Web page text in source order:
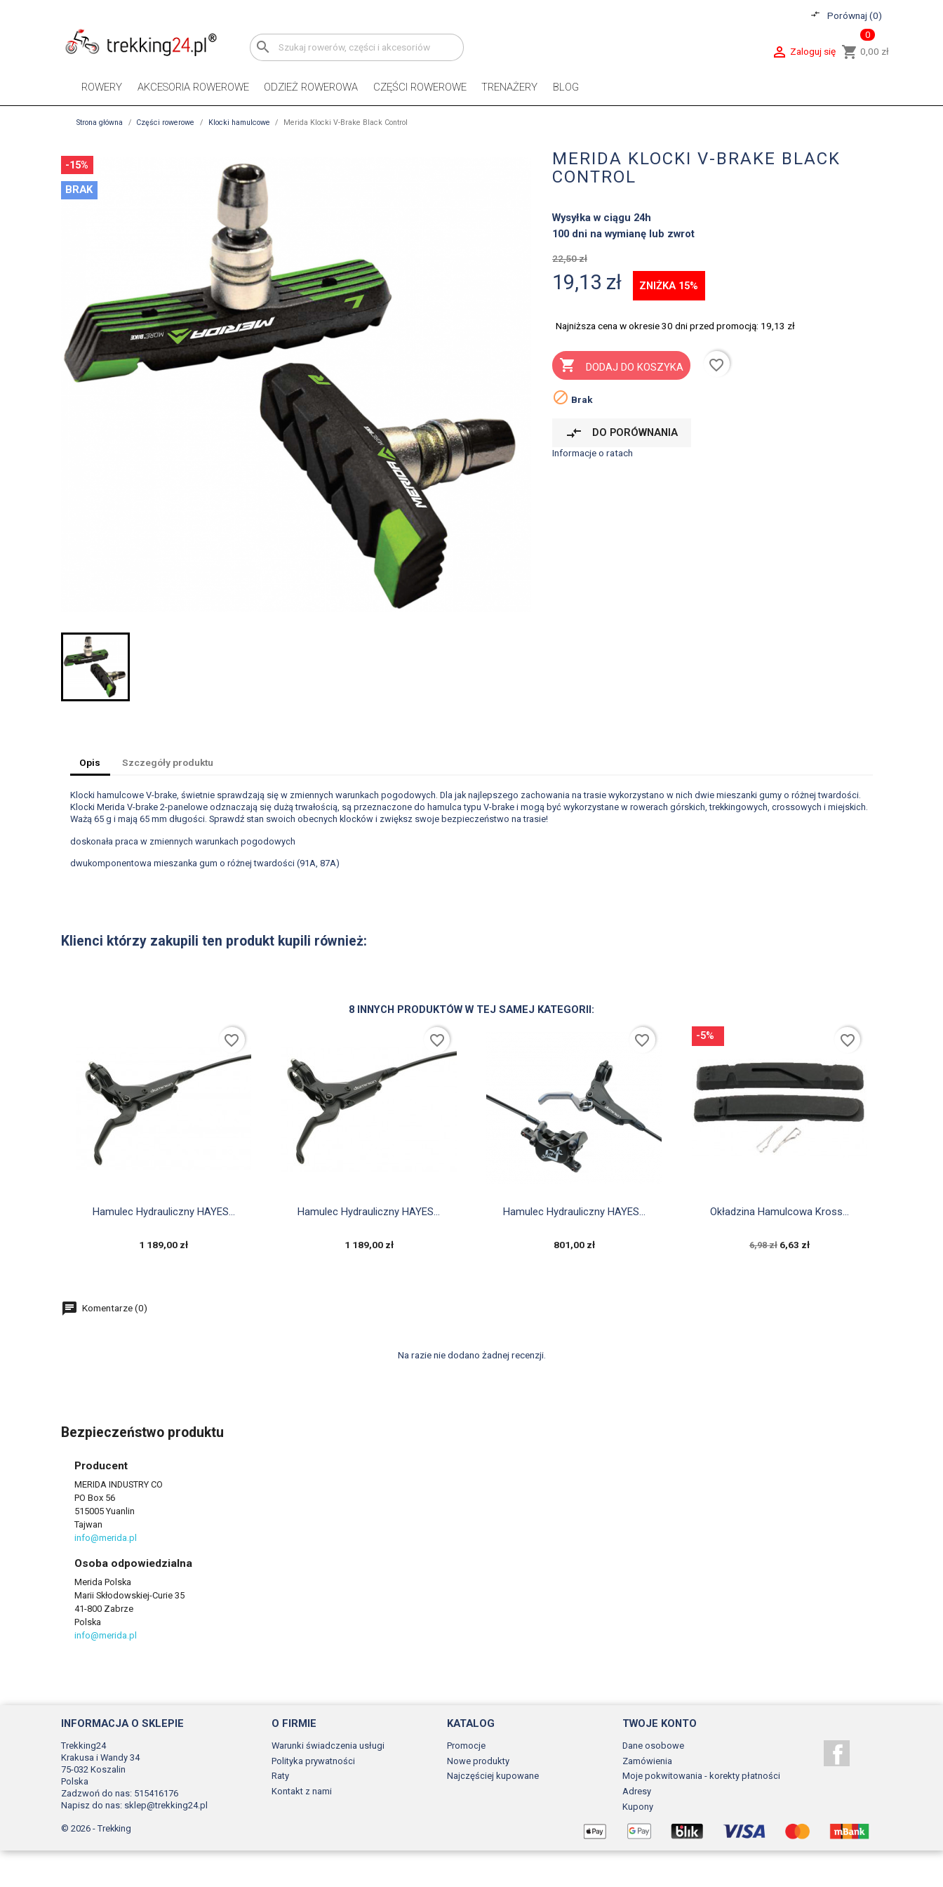
compare_arrows Porównaj (0)
search shopping_cart
0
0,00 zł
 Zaloguj się
ROWERY AKCESORIA ROWEROWE ODZIEŻ ROWEROWA CZĘŚCI ROWEROWE TRENAŻERY BLOG
Strona główna Części rowerowe Klocki hamulcowe Merida Klocki V-Brake Black Control
-15%
BRAK
MERIDA KLOCKI V-BRAKE BLACK
CONTROL
Wysyłka w ciągu 24h
100 dni na wymianę lub zwrot
22,50 zł
19,13 zł ZNIŻKA 15%
Najniższa cena w okresie 30 dni przed promocją: 19,13 zł
 DODAJ DO KOSZYKA
favorite_border
 Brak
compare_arrows DO PORÓWNANIA
Informacje o ratach
Opis Szczegóły produktu
Klocki hamulcowe V-brake, świetnie sprawdzają się w zmiennych warunkach pogodowych. Dla jak najlepszego zachowania na trasie wykorzystano w nich dwie mieszanki gumy o różnej twardości.
Klocki Merida V-brake 2-panelowe odznaczają się dużą trwałością, są przeznaczone do hamulca typu V-brake i mogą być wykorzystane w rowerach górskich, trekkingowych, crossowych i miejskich.
Ważą 65 g i mają 65 mm długości. Sprawdź stan swoich obecnych klocków i zwiększ swoje bezpieczeństwo na trasie!
doskonała praca w zmiennych warunkach pogodowych
dwukomponentowa mieszanka gum o różnej twardości (91A, 87A)
Klienci którzy zakupili ten produkt kupili również:
8 INNYCH PRODUKTÓW W TEJ SAMEJ KATEGORII:
Szybki podgląd
Hamulec Hydrauliczny HAYES...
1 189,00 zł
favorite_border
Szybki podgląd
Hamulec Hydrauliczny HAYES...
1 189,00 zł
favorite_border
Szybki podgląd
Hamulec Hydrauliczny HAYES...
801,00 zł
favorite_border
Szybki podgląd
Okładzina Hamulcowa Kross...
6,98 zł 6,63 zł
-5% favorite_border
Komentarze (0)
Na razie nie dodano żadnej recenzji.
Bezpieczeństwo produktu
Producent
MERIDA INDUSTRY CO
PO Box 56
515005 Yuanlin
Tajwan
info@merida.pl
Osoba odpowiedzialna
Merida Polska
Marii Skłodowskiej-Curie 35
41-800 Zabrze
Polska
info@merida.pl
INFORMACJA O SKLEPIE
Trekking24
Krakusa i Wandy 34
75-032 Koszalin
Polska
Zadzwoń do nas: 515416176
Napisz do nas: sklep@trekking24.pl
O FIRMIE
Warunki świadczenia usługi
Polityka prywatności
Raty
Kontakt z nami
KATALOG
Promocje
Nowe produkty
Najczęściej kupowane
TWOJE KONTO
Dane osobowe
Zamówienia
Moje pokwitowania - korekty płatności
Adresy
Kupony
© 2026 - Trekking